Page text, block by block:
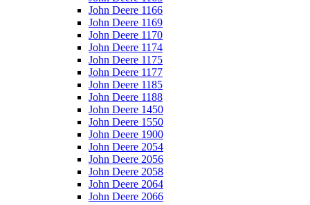
John Deere 1166
John Deere 1169
John Deere 1170
John Deere 1174
John Deere 1175
John Deere 1177
John Deere 1185
John Deere 1188
John Deere 1450
John Deere 1550
John Deere 1900
John Deere 2054
John Deere 2056
John Deere 2058
John Deere 2064
John Deere 2066